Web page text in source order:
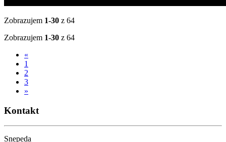
Zobrazujem 1-30 z 64
Zobrazujem 1-30 z 64
«
1
2
3
»
Kontakt
Snepeda